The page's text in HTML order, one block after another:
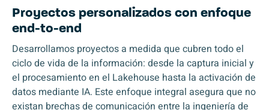
Proyectos personalizados con enfoque
end-to-end
Desarrollamos proyectos a medida que cubren todo el
ciclo de vida de la información: desde la captura inicial y
el procesamiento en el Lakehouse hasta la activación de
datos mediante IA. Este enfoque integral asegura que no
existan brechas de comunicación entre la ingeniería de